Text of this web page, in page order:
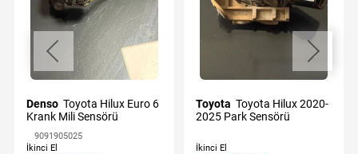
Denso Toyota Hilux Euro 6
Krank Mili Sensörü
9091905025
İkinci El
Toyota
2025 Park Sensörü
İkinci El